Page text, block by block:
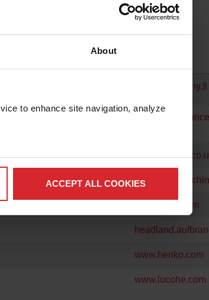
About
to enhance site navigation, analyze
ACCEPT ALL COOKIES
cuttingcompany.fi
Tunisia www.omax-
www.erfab.com
headland.au/
www.henko.com
www.lucohe.com